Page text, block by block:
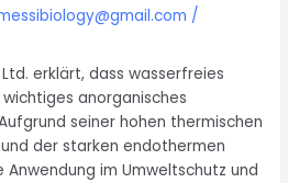
/
erklärt, dass wasserfreies
anorganisches
seiner hohen thermischen
der starken endothermen
im Umweltschutz und